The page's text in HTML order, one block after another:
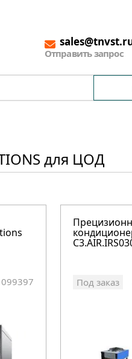
Отправить запрос
для ЦОД
Под заказ